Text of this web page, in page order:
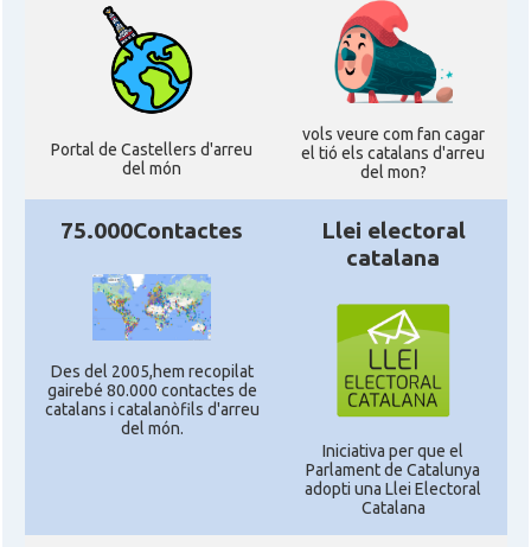
Portal de Castellers d'arreu
del món
vols veure com fan cagar
el tió els catalans d'arreu
del mon?
75.000Contactes
Des del 2005,hem recopilat
gairebé 80.000 contactes de
catalans i catalanòfils d'arreu
del món.
Llei electoral
catalana
Iniciativa per que el
Parlament de Catalunya
adopti una Llei Electoral
Catalana